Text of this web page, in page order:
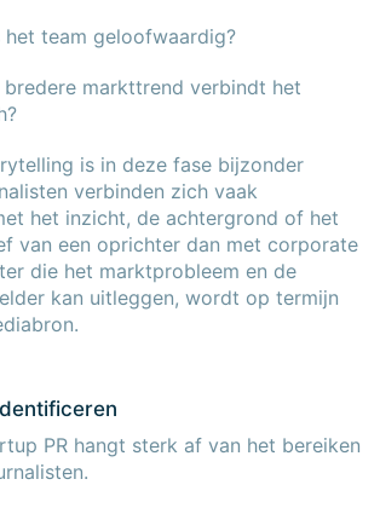
het team geloofwaardig?
markttrend verbindt het
is in deze fase bijzonder
verbinden zich vaak
het inzicht, de achtergrond of het
van een oprichter dan met corporate
die het marktprobleem en de
kan uitleggen, wordt op termijn
PR hangt sterk af van het bereiken